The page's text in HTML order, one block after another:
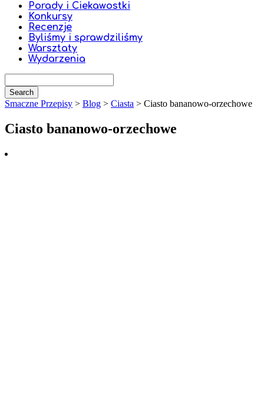
Porady i Ciekawostki
Konkursy
Recenzje
Byliśmy i sprawdziliśmy
Warsztaty
Wydarzenia
Smaczne Przepisy > Blog > Ciasta > Ciasto bananowo-orzechowe
Ciasto bananowo-orzechowe